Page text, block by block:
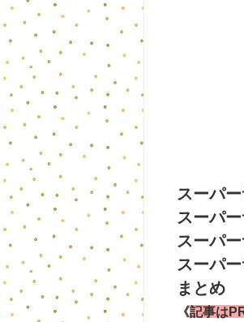
スーパ
スーパ
スーパ
スーパ
まとめ
《記事は